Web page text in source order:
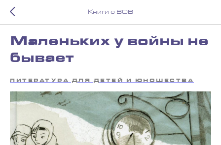
Книги о ВОВ
Маленьких у войны не
бывает
ЛИТЕРАТУРА ДЛЯ ДЕТЕЙ И ЮНОШЕСТВА